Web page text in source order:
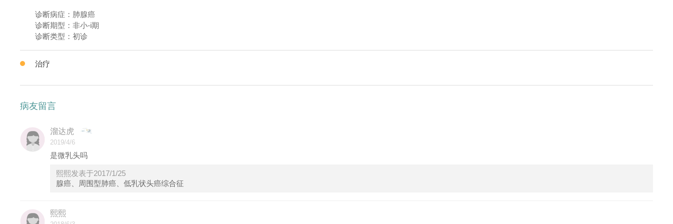
诊断病症：肺腺癌
诊断期型：非小-i期
诊断类型：初诊
治疗
病友留言
溜达虎
2019/4/6
是微乳头吗
熙熙发表于2017/1/25
腺癌、周围型肺癌、低乳状头癌综合征
熙熙